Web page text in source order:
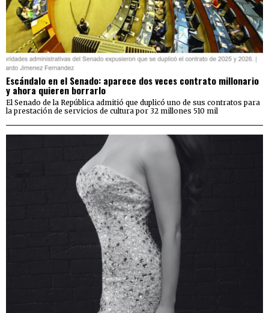
Escándalo en el Senado: aparece dos veces contrato millonario
y ahora quieren borrarlo
El Senado de la República admitió que duplicó uno de sus contratos para
la prestación de servicios de cultura por 32 millones 510 mil